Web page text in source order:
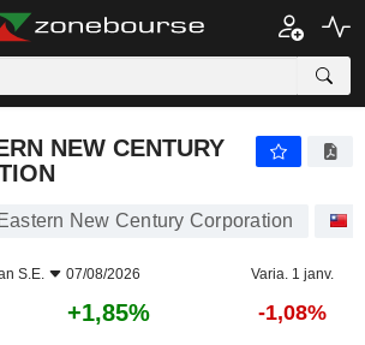
NEW CENTURY
New Century Corporation
S.E. 07/08/2026 Varia. 1 janv.
+1,85% -1,08%